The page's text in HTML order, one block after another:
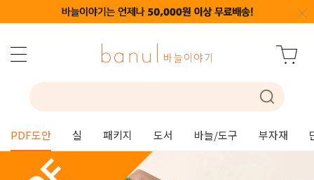
PDF도안 실 패키지 도서 바늘/도구 부자재